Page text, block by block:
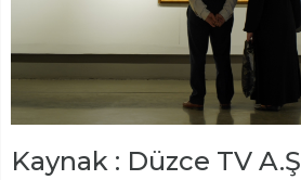
Kaynak : Düzce TV A.Ş